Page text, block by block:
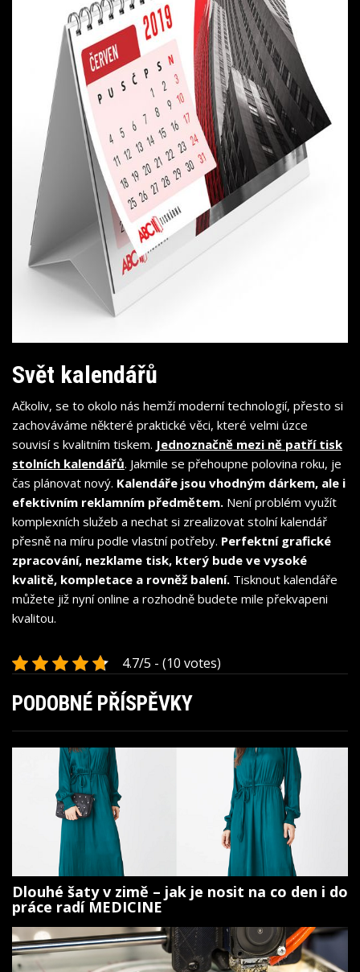
Svět kalendářů
Ačkoliv, se to okolo nás hemží moderní technologií, přesto si
zachováváme některé praktické věci, které velmi úzce
souvisí s kvalitním tiskem. Jednoznačně mezi ně patří tisk
stolních kalendářů. Jakmile se přehoupne polovina roku, je
čas plánovat nový. Kalendáře jsou vhodným dárkem, ale i
efektivním reklamním předmětem. Není problém využít
komplexních služeb a nechat si zrealizovat stolní kalendář
přesně na míru podle vlastní potřeby. Perfektní grafické
zpracování, nezklame tisk, který bude ve vysoké
kvalitě, kompletace a rovněž balení. Tisknout kalendáře
můžete již nyní online a rozhodně budete mile překvapeni
kvalitou.
4.7/5 - (10 votes)
PODOBNÉ PŘÍSPĚVKY
Dlouhé šaty v zimě – jak je nosit na co den i do
práce radí MEDICINE